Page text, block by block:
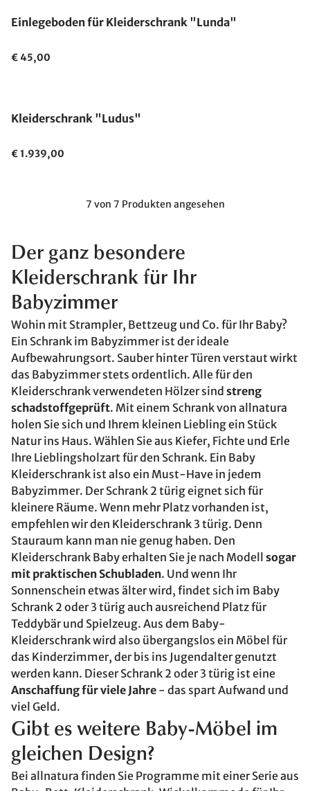
Einlegeboden für Kleiderschrank "Lunda"
€ 45,00
Kleiderschrank "Ludus"
€ 1.939,00
7 von 7 Produkten angesehen
Der ganz besondere
Kleiderschrank für Ihr
Babyzimmer
Wohin mit Strampler, Bettzeug und Co. für Ihr Baby?
Ein Schrank im Babyzimmer ist der ideale
Aufbewahrungsort. Sauber hinter Türen verstaut wirkt
das Babyzimmer stets ordentlich. Alle für den
Kleiderschrank verwendeten Hölzer sind streng
schadstoffgeprüft. Mit einem Schrank von allnatura
holen Sie sich und Ihrem kleinen Liebling ein Stück
Natur ins Haus. Wählen Sie aus Kiefer, Fichte und Erle
Ihre Lieblingsholzart für den Schrank. Ein Baby
Kleiderschrank ist also ein Must-Have in jedem
Babyzimmer. Der Schrank 2 türig eignet sich für
kleinere Räume. Wenn mehr Platz vorhanden ist,
empfehlen wir den Kleiderschrank 3 türig. Denn
Stauraum kann man nie genug haben. Den
Kleiderschrank Baby erhalten Sie je nach Modell sogar
mit praktischen Schubladen. Und wenn Ihr
Sonnenschein etwas älter wird, findet sich im Baby
Schrank 2 oder 3 türig auch ausreichend Platz für
Teddybär und Spielzeug. Aus dem Baby-
Kleiderschrank wird also übergangslos ein Möbel für
das Kinderzimmer, der bis ins Jugendalter genutzt
werden kann. Dieser Schrank 2 oder 3 türig ist eine
Anschaffung für viele Jahre - das spart Aufwand und
viel Geld.
Gibt es weitere Baby-Möbel im
gleichen Design?
Bei allnatura finden Sie Programme mit einer Serie aus